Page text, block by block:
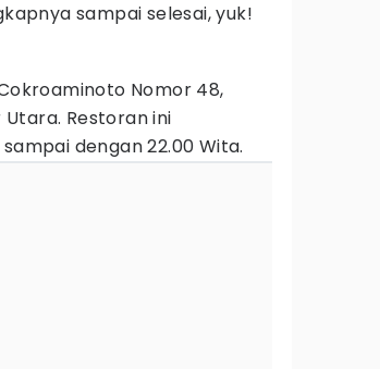
sampai selesai, yuk!
Nomor 48,
Restoran ini
dengan 22.00 Wita.